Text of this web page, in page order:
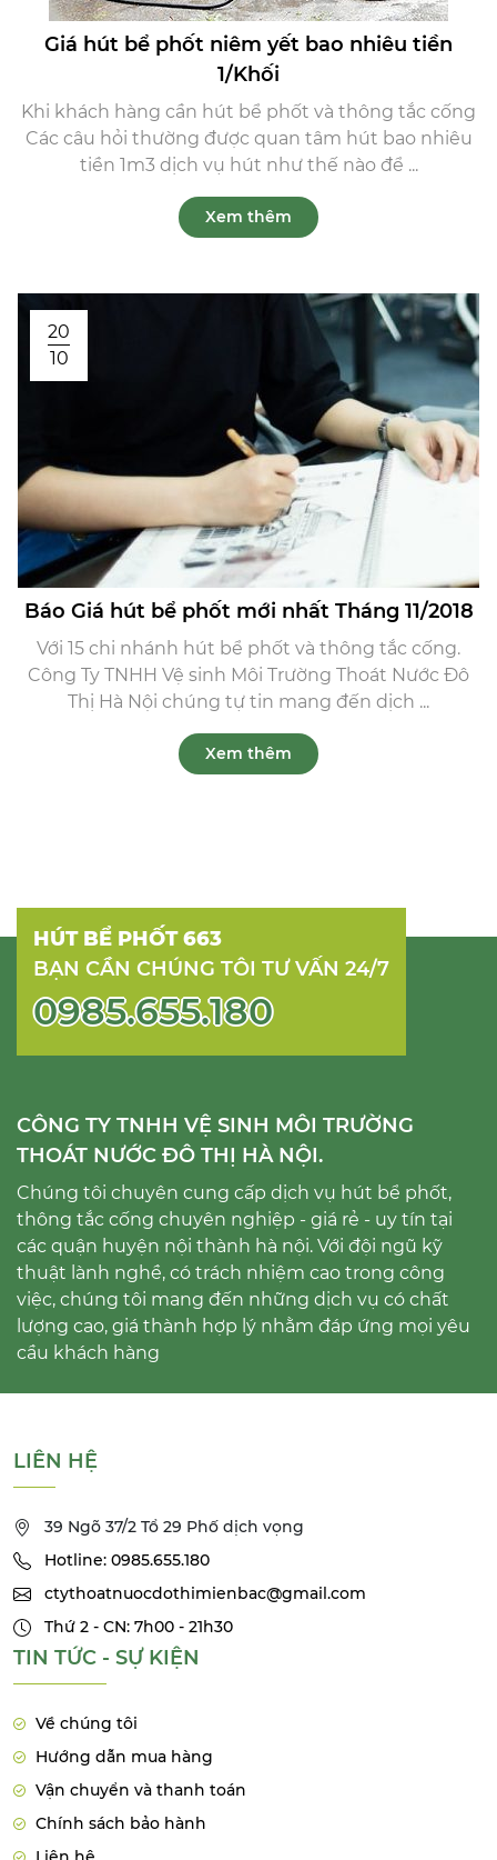
Giá hút bể phốt niêm yết bao nhiêu tiền
1/Khối
Khi khách hàng cần hút bể phốt và thông tắc cống
Các câu hỏi thường được quan tâm hút bao nhiêu
tiền 1m3 dịch vụ hút như thế nào để ...
Xem thêm
20
10
Báo Giá hút bể phốt mới nhất Tháng 11/2018
Với 15 chi nhánh hút bể phốt và thông tắc cống.
Công Ty TNHH Vệ sinh Môi Trường Thoát Nước Đô
Thị Hà Nội chúng tự tin mang đến dịch ...
Xem thêm
HÚT BỂ PHỐT 663
BẠN CẦN CHÚNG TÔI TƯ VẤN 24/7
0985.655.180
CÔNG TY TNHH VỆ SINH MÔI TRƯỜNG
THOÁT NƯỚC ĐÔ THỊ HÀ NỘI.
Chúng tôi chuyên cung cấp dịch vụ hút bể phốt,
thông tắc cống chuyên nghiệp - giá rẻ - uy tín tại
các quận huyện nội thành hà nội. Với đội ngũ kỹ
thuật lành nghề, có trách nhiệm cao trong công
việc, chúng tôi mang đến những dịch vụ có chất
lượng cao, giá thành hợp lý nhằm đáp ứng mọi yêu
cầu khách hàng
LIÊN HỆ
39 Ngõ 37/2 Tổ 29 Phố dịch vọng
Hotline: 0985.655.180
ctythoatnuocdothimienbac@gmail.com
Thứ 2 - CN: 7h00 - 21h30
TIN TỨC - SỰ KIỆN
Về chúng tôi
Hướng dẫn mua hàng
Vận chuyển và thanh toán
Chính sách bảo hành